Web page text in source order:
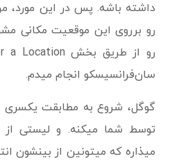
داشته باشه. پس در این مورد،
رو برروی این موقعیت مکانی
سان‌فرانسیسکو انجام میدم.
گوگل، شروع به مطابقت یکسری
توسط شما میکنه. و لیستی از
میذاره که میتونین از بینشون